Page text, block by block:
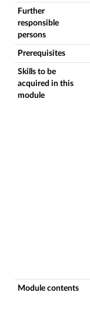
Further
responsible
persons
Prerequisites
Skills to be
acquired in this
module
Module contents